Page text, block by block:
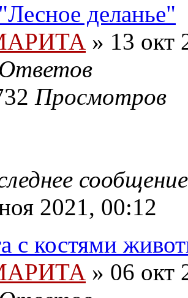
деланье"
» 13 окт
Ответов
Просмотров
сообщение
2021, 00:12
с костями
» 06 окт